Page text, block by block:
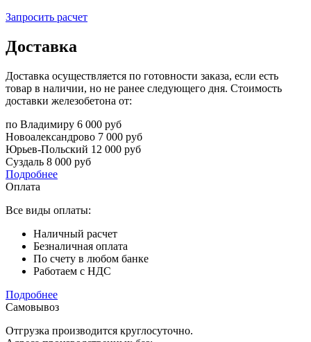
Запросить расчет
Доставка
Доставка осуществляется по готовности заказа, если есть
товар в наличии, но не ранее следующего дня. Стоимость
доставки железобетона от:
по Владимиру 6 000 руб
Новоалександрово 7 000 руб
Юрьев-Польский 12 000 руб
Суздаль 8 000 руб
Подробнее
Оплата
Все виды оплаты:
Наличный расчет
Безналичная оплата
По счету в любом банке
Работаем с НДС
Подробнее
Самовывоз
Отгрузка производится круглосуточно.